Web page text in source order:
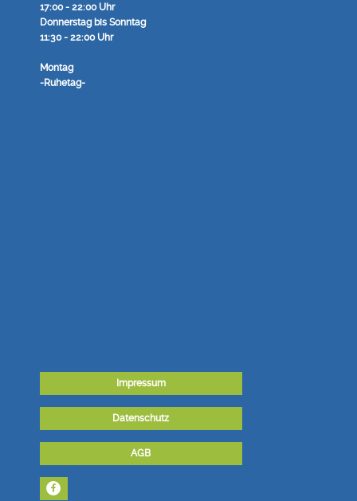
17:00 - 22:00 Uhr
Donnerstag bis Sonntag
11:30 - 22:00 Uhr
Montag
-Ruhetag-
Impressum
Datenschutz
AGB